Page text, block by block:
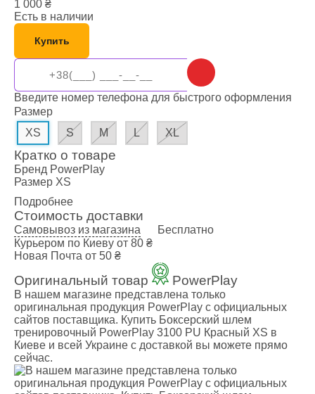
1 000 ₴
Есть в наличии
Купить
Введите номер телефона для быстрого оформления
Размер
XS
S M L XL
Кратко о товаре
Бренд PowerPlay
Размер XS
Подробнее
Стоимость доставки
Самовывоз из магазина
Бесплатно
Курьером по Киеву от 80 ₴
Новая Почта от 50 ₴
Оригинальный товар PowerPlay
В нашем магазине представлена только
оригинальная продукция PowerPlay с официальных
сайтов поставщика. Купить Боксерский шлем
тренировочный PowerPlay 3100 PU Красный XS в
Киеве и всей Украине с доставкой вы можете прямо
сейчас.